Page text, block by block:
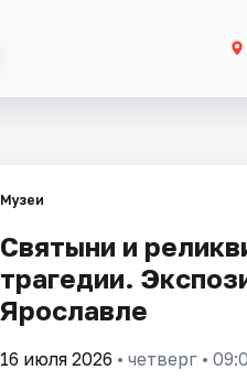
Музеи
Святыни и
трагедии.
Ярославле
16 июля 2026 • четверг •